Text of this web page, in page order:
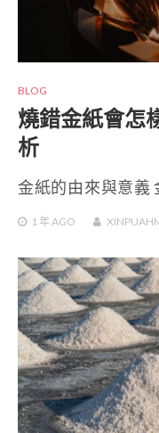
BLOG
燒錯金紙會怎
析
金紙的由來與意義
1 年 AGO